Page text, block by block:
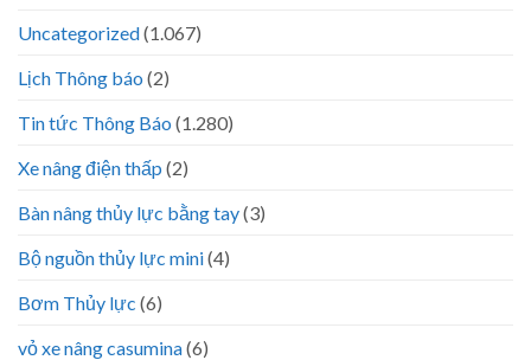
Uncategorized(1.067)
Lịch Thông báo (2)
Tin tức Thông Báo (1.280)
Xe nâng điện thấp (2)
Bàn nâng thủy lực bằng tay(3)
Bộ nguồn thủy lực mini(4)
Bơm Thủy lực (6)
vỏ xe nâng casumina(6)